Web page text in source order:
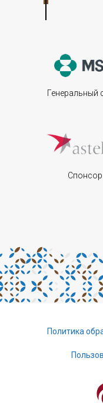
Генеральный
Cпонсор
Политика